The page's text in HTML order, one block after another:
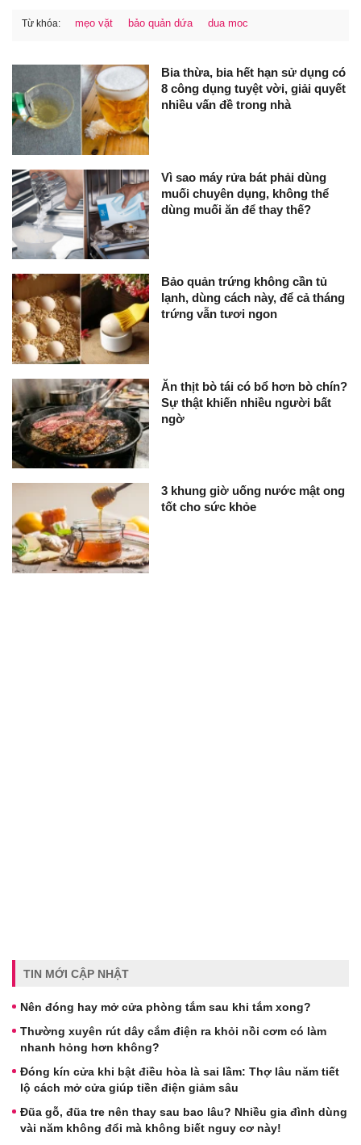
Từ khóa: mẹo vặt bảo quản dứa dua moc
Bia thừa, bia hết hạn sử dụng có
8 công dụng tuyệt vời, giải quyết
nhiều vấn đề trong nhà
Vì sao máy rửa bát phải dùng
muối chuyên dụng, không thể
dùng muối ăn để thay thế?
Bảo quản trứng không cần tủ
lạnh, dùng cách này, để cả tháng
trứng vẫn tươi ngon
Ăn thịt bò tái có bổ hơn bò chín?
Sự thật khiến nhiều người bất
ngờ
3 khung giờ uống nước mật ong
tốt cho sức khỏe
TIN MỚI CẬP NHẬT
Nên đóng hay mở cửa phòng tắm sau khi tắm xong?
Thường xuyên rút dây cắm điện ra khỏi nồi cơm có làm
nhanh hỏng hơn không?
Đóng kín cửa khi bật điều hòa là sai lầm: Thợ lâu năm tiết
lộ cách mở cửa giúp tiền điện giảm sâu
Đũa gỗ, đũa tre nên thay sau bao lâu? Nhiều gia đình dùng
vài năm không đổi mà không biết nguy cơ này!